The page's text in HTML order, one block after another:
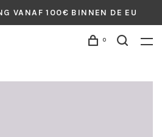
VANAF 100€ BINNEN DE EU
0